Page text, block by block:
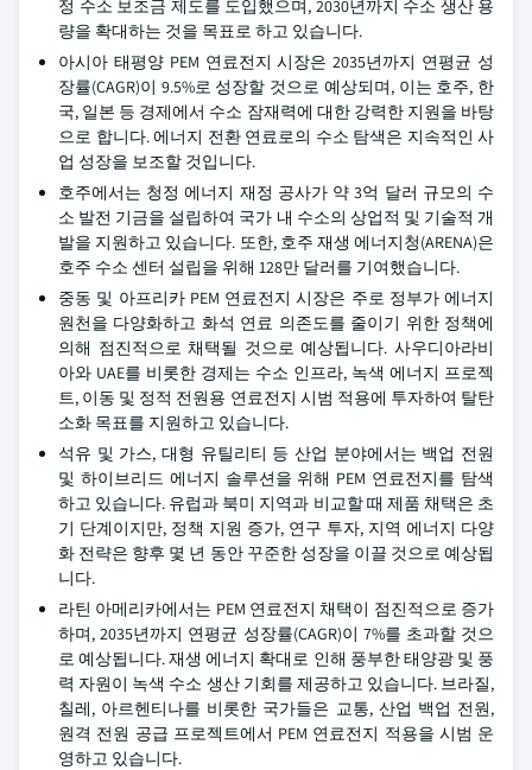
정 수소 보조금 제도를 도입했으며, 2030년까지 수소 생산 용
량을 확대하는 것을 목표로 하고 있습니다.
아시아 태평양 PEM 연료전지 시장은 2035년까지 연평균 성
장률(CAGR)이 9.5%로 성장할 것으로 예상되며, 이는 호주, 한
국, 일본 등 경제에서 수소 잠재력에 대한 강력한 지원을 바탕
으로 합니다. 에너지 전환 연료로의 수소 탐색은 지속적인 사
업 성장을 보조할 것입니다.
호주에서는 청정 에너지 재정 공사가 약 3억 달러 규모의 수
소 발전 기금을 설립하여 국가 내 수소의 상업적 및 기술적 개
발을 지원하고 있습니다. 또한, 호주 재생 에너지청(ARENA)은
호주 수소 센터 설립을 위해 128만 달러를 기여했습니다.
중동 및 아프리카 PEM 연료전지 시장은 주로 정부가 에너지
원천을 다양화하고 화석 연료 의존도를 줄이기 위한 정책에
의해 점진적으로 채택될 것으로 예상됩니다. 사우디아라비
아와 UAE를 비롯한 경제는 수소 인프라, 녹색 에너지 프로젝
트, 이동 및 정적 전원용 연료전지 시범 적용에 투자하여 탈탄
소화 목표를 지원하고 있습니다.
석유 및 가스, 대형 유틸리티 등 산업 분야에서는 백업 전원
및 하이브리드 에너지 솔루션을 위해 PEM 연료전지를 탐색
하고 있습니다. 유럽과 북미 지역과 비교할 때 제품 채택은 초
기 단계이지만, 정책 지원 증가, 연구 투자, 지역 에너지 다양
화 전략은 향후 몇 년 동안 꾸준한 성장을 이끌 것으로 예상됩
니다.
라틴 아메리카에서는 PEM 연료전지 채택이 점진적으로 증가
하며, 2035년까지 연평균 성장률(CAGR)이 7%를 초과할 것으
로 예상됩니다. 재생 에너지 확대로 인해 풍부한 태양광 및 풍
력 자원이 녹색 수소 생산 기회를 제공하고 있습니다. 브라질,
칠레, 아르헨티나를 비롯한 국가들은 교통, 산업 백업 전원,
원격 전원 공급 프로젝트에서 PEM 연료전지 적용을 시범 운
영하고 있습니다.